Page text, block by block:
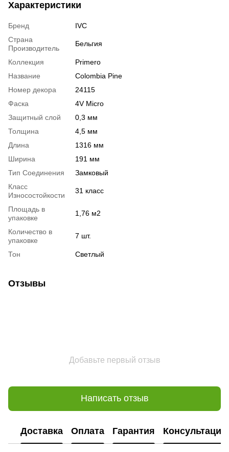
Характеристики
Бренд
IVC
Страна
Производитель
Бельгия
Коллекция
Primero
Название
Colombia Pine
Номер декора
24115
Фаска
4V Micro
Защитный слой
0,3 мм
Толщина
4,5 мм
Длина
1316 мм
Ширина
191 мм
Тип Соединения
Замковый
Класс
Износостойкости
31 класс
Площадь в
упаковке
1,76 м2
Количество в
упаковке
7 шт.
Тон Светлый
Отзывы
Добавьте первый отзыв
Написать отзыв
Доставка Оплата Гарантия Консультация